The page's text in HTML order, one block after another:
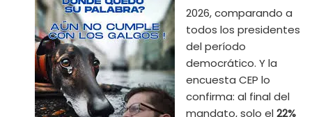
2026, comparando a
todos los presidentes
del período
democrático. Y la
encuesta CEP lo
confirma: al final del
mandato, solo el 22%